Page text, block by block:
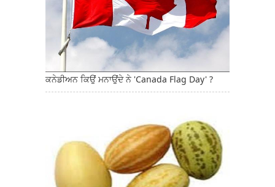
ਕਨੇਡੀਅਨ ਕਿਉਂ ਮਨਾਉਂਦੇ ਨੇ 'Canada Flag Day' ?